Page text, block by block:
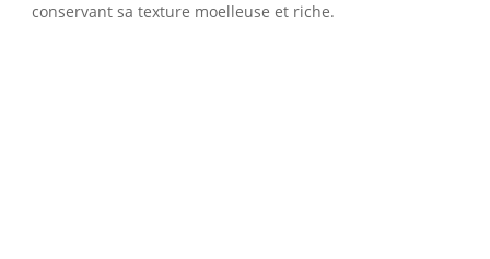
conservant sa texture moelleuse et riche.